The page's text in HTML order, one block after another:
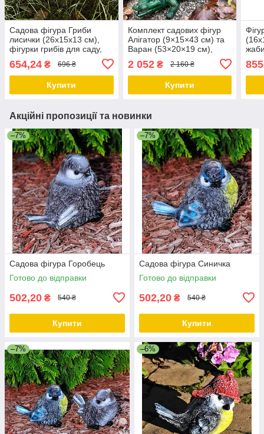
Садова фігура Гриби
лисички (26х15х13 см),
фігурки грибів для саду,
фігури з полістоуну
654,24 ₴ 696 ₴
Купити
Комплект садових фігур
Алігатор (9×15×43 см) та
Варан (53×20×19 см),
саду і дому
2 052₴ 2 160 ₴
Купити
саду
855
Акційні пропозиції та новинки
–7%
Садова фігура Горобець
Готово до відправки
502,20 ₴ 540 ₴
Купити
–7%
Садова фігура Синичка
Готово до відправки
502,20 ₴ 540 ₴
Купити
–7% –6%